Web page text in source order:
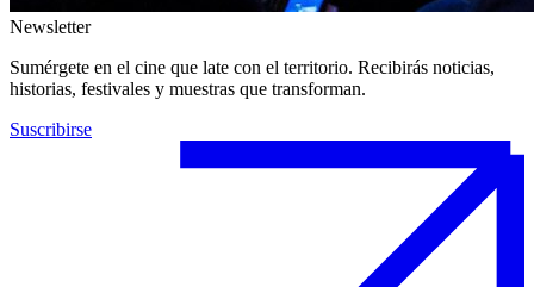
Newsletter
Sumérgete en el cine que late con el territorio. Recibirás noticias,
historias, festivales y muestras que transforman.
Suscribirse